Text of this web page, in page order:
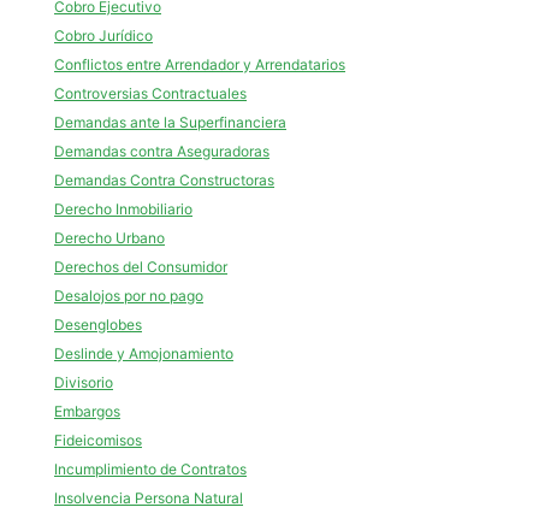
Cobro Ejecutivo
Cobro Jurídico
Conflictos entre Arrendador y Arrendatarios
Controversias Contractuales
Demandas ante la Superfinanciera
Demandas contra Aseguradoras
Demandas Contra Constructoras
Derecho Inmobiliario
Derecho Urbano
Derechos del Consumidor
Desalojos por no pago
Desenglobes
Deslinde y Amojonamiento
Divisorio
Embargos
Fideicomisos
Incumplimiento de Contratos
Insolvencia Persona Natural